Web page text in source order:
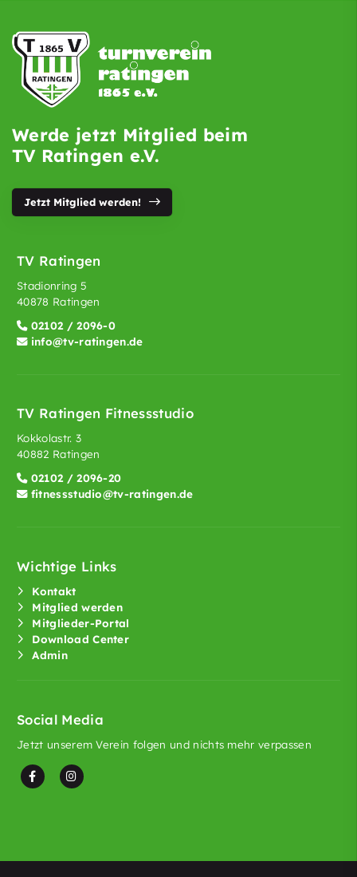
Werde jetzt Mitglied beim
TV Ratingen e.V.
Jetzt Mitglied werden!
TV Ratingen
Stadionring 5
40878 Ratingen
02102 / 2096-0
info@tv-ratingen.de
TV Ratingen Fitnessstudio
Kokkolastr. 3
40882 Ratingen
02102 / 2096-20
fitnessstudio@tv-ratingen.de
Wichtige Links
Kontakt
Mitglied werden
Mitglieder-Portal
Download Center
Admin
Social Media
Jetzt unserem Verein folgen und nichts mehr verpassen